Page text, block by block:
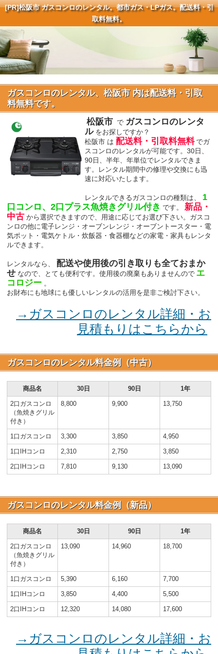
[PR]松阪市 ガスコンロのレンタル。都市ガス・LPガス。配送料・引
取料無料。
ガスコンロのレンタル、松阪市 内は配送料・引取
料無料です。
松阪市 で ガスコンロのレンタ
ル をお探しですか？
松阪市 は 配送料・引取料無料 でガ
スコンロのレンタルが可能です。30日、
90日、半年、年単位でレンタルできま
す。レンタル期間中の修理や交換にも迅
速に対応いたします。
レンタルできるガスコンロの種類は、
1
口コンロ、2口プラス魚焼きグリル付き です。
新品・
中古 から選択できますので、用途に応じてお選び下さい。ガスコ
ンロの他に電子レンジ・オーブンレンジ・オーブントースター・電
気ポット・電気ケトル・炊飯器・食器棚などの家電・家具もレンタ
ルできます。
レンタルなら、
配送や使用後の引き取りも全ておまか
せ なので、とても便利です。使用後の廃棄もありませんので エ
コロジー 。
お財布にも地球にも優しいレンタルの活用を是非ご検討下さい。
→ガスコンロのレンタル詳細・お
見積もりはこちらから
ガスコンロのレンタル料金例（中古）
商品名 30日 90日 1年
2口ガスコンロ
（魚焼きグリル
付き）
8,800 9,900 13,750
1口ガスコンロ 3,300 3,850 4,950
1口IHコンロ 2,310 2,750 3,850
2口IHコンロ 7,810 9,130 13,090
ガスコンロのレンタル料金例（新品）
商品名 30日 90日 1年
2口ガスコンロ
（魚焼きグリル
付き）
13,090 14,960 18,700
1口ガスコンロ 5,390 6,160 7,700
1口IHコンロ 3,850 4,400 5,500
2口IHコンロ 12,320 14,080 17,600
→ガスコンロのレンタル詳細・お